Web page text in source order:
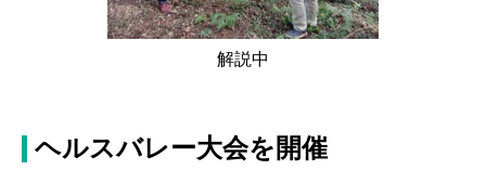
解説中
ヘルスバレー大会を開催